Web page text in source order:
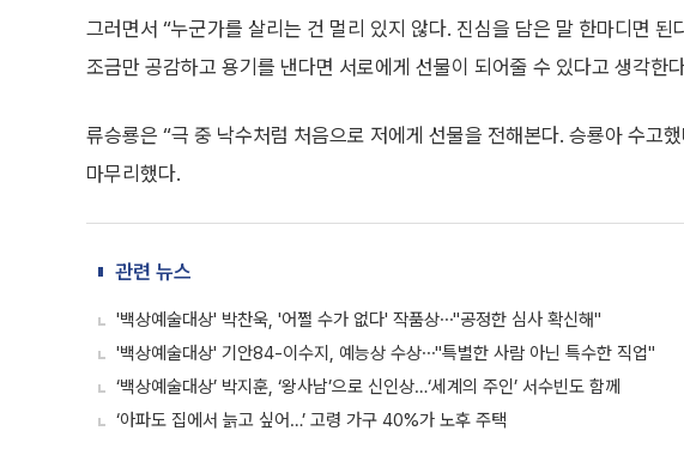
그러면서 “누군가를 살리는 건 멀리 있지 않다. 진심을 담은 말 한마디면
조금만 공감하고 용기를 낸다면 서로에게 선물이 되어줄 수 있다고 생각한
류승룡은 “극 중 낙수처럼 처음으로 저에게 선물을 전해본다. 승룡아 수고
마무리했다.
관련 뉴스
'백상예술대상' 박찬욱, '어쩔 수가 없다' 작품상⋯"공정한 심사 확신해"
'백상예술대상' 기안84-이수지, 예능상 수상⋯"특별한 사람 아닌 특수한 직업"
‘백상예술대상’ 박지훈, ‘왕사남’으로 신인상…‘세계의 주인’ 서수빈도 함께
‘아파도 집에서 늙고 싶어…’ 고령 가구 40%가 노후 주택